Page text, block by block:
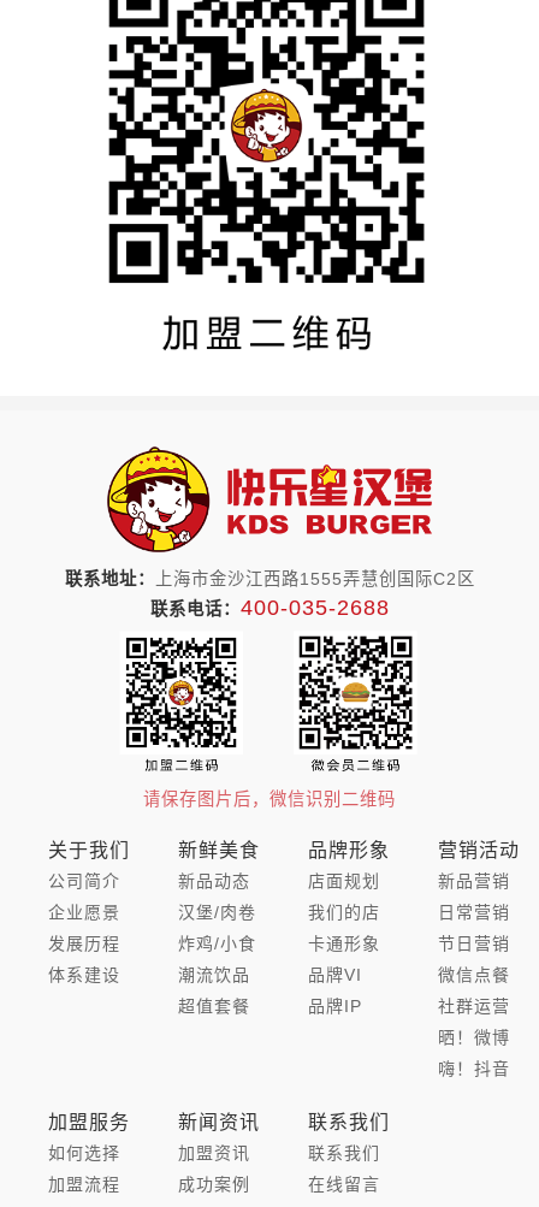
联系地址：
上海市金沙江西路1555弄慧创国际C2区
联系电话： 400-035-2688
请保存图片后，微信识别二维码
关于我们
公司简介
企业愿景
发展历程
体系建设
新鲜美食
新品动态
汉堡/肉卷
炸鸡/小食
潮流饮品
超值套餐
品牌形象
店面规划
我们的店
卡通形象
品牌VI
品牌IP
营销活动
新品营销
日常营销
节日营销
微信点餐
社群运营
晒！微博
嗨！抖音
加盟服务
如何选择
加盟流程
新闻资讯
加盟资讯
成功案例
联系我们
联系我们
在线留言